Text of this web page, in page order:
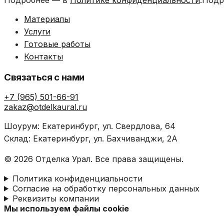
Материалы
Услуги
Готовые работы
Контакты
Связаться с нами
+7 (965) 501-66-91
zakaz@otdelkaural.ru
Шоурум: Екатеринбург, ул. Свердлова, 64
Склад: Екатеринбург, ул. Бахчиванджи, 2А
© 2026 Отделка Урал. Все права защищены.
Политика конфиденциальности
Согласие на обработку персональных данных
Реквизиты компании
Мы используем файлы cookie